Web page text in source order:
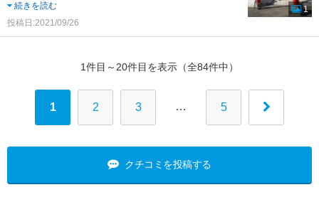
続きを読む
投稿日:2021/09/26
1
1件目～20件目を表示（全84件中）
1 2 3 … 5
クチコミを投稿する